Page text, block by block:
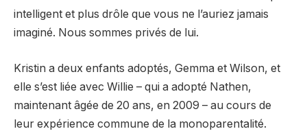
intelligent et plus drôle que vous ne l’auriez jamais
imaginé. Nous sommes privés de lui.
Kristin a deux enfants adoptés, Gemma et Wilson, et
elle s’est liée avec Willie – qui a adopté Nathen,
maintenant âgée de 20 ans, en 2009 – au cours de
leur expérience commune de la monoparentalité.